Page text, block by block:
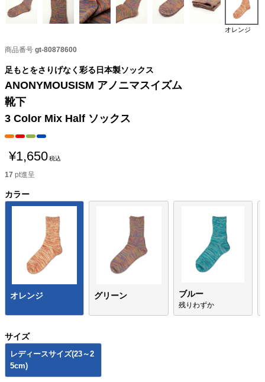
オレンジ
商品番号 gt-80878600
足もとをさりげなく彩る日本製ソックス
ANONYMOUSISM アノニマスイズム
靴下
3 Color Mix Half ソックス
¥1,650税込
17 pt進呈
カラー
オレンジ グリーン ブルー
残りわずか
サイズ
レディースサイズ(23～2
5cm)